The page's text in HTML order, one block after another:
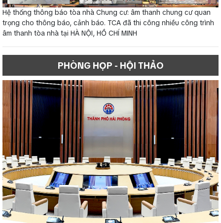
Hệ thống thông báo tòa nhà Chung cư: âm thanh chung cư quan
trọng cho thông báo, cảnh báo. TCA đã thi công nhiều công trình
âm thanh tòa nhà tại HÀ NỘI, HỒ CHÍ MINH
PHÒNG HỌP - HỘI THẢO